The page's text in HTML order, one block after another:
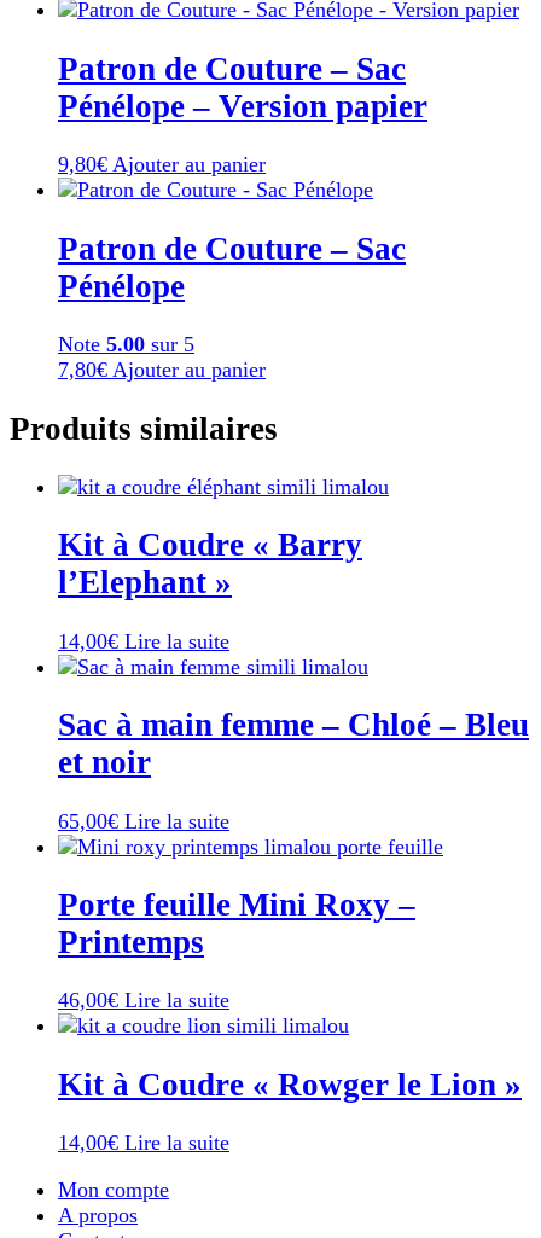
Patron de Couture – Sac
Pénélope – Version papier
9,80€ Ajouter au panier
Patron de Couture – Sac
Pénélope
Note 5.00 sur 5
7,80€ Ajouter au panier
Produits similaires
Kit à Coudre « Barry
l’Elephant »
14,00€ Lire la suite
Sac à main femme – Chloé – Bleu
et noir
65,00€ Lire la suite
Porte feuille Mini Roxy –
Printemps
46,00€ Lire la suite
Kit à Coudre « Rowger le Lion »
14,00€ Lire la suite
Mon compte
A propos